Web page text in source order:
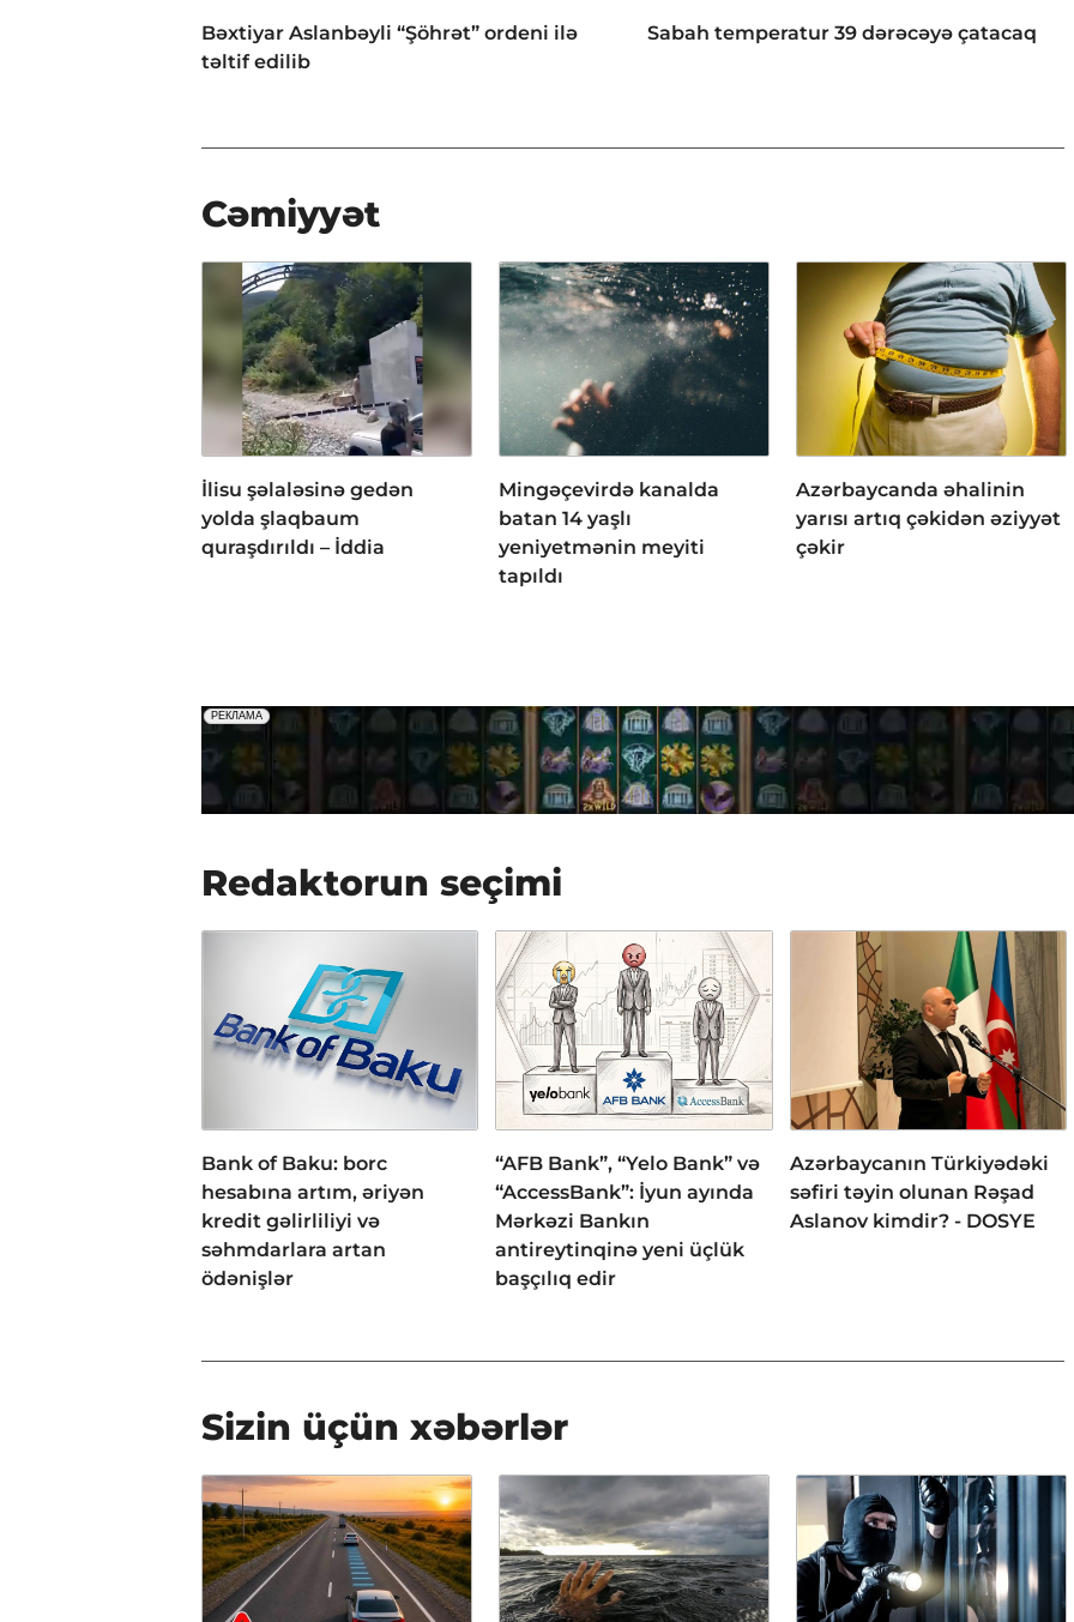
Bəxtiyar Aslanbəyli “Şöhrət” ordeni ilə
təltif edilib
Sabah temperatur 39 dərəcəyə çatacaq
Cəmiyyət
İlisu şəlaləsinə gedən
yolda şlaqbaum
quraşdırıldı – İddia
Mingəçevirdə kanalda
batan 14 yaşlı
yeniyetmənin meyiti
tapıldı
Azərbaycanda əhalinin
yarısı artıq çəkidən əziyyət
çəkir
Redaktorun seçimi
Bank of Baku: borc
hesabına artım, əriyən
kredit gəlirliliyi və
səhmdarlara artan
ödənişlər
“AFB Bank”, “Yelo Bank” və
“AccessBank”: İyun ayında
Mərkəzi Bankın
antireytinqinə yeni üçlük
başçılıq edir
Azərbaycanın Türkiyədəki
səfiri təyin olunan Rəşad
Aslanov kimdir? - DOSYE
Sizin üçün xəbərlər